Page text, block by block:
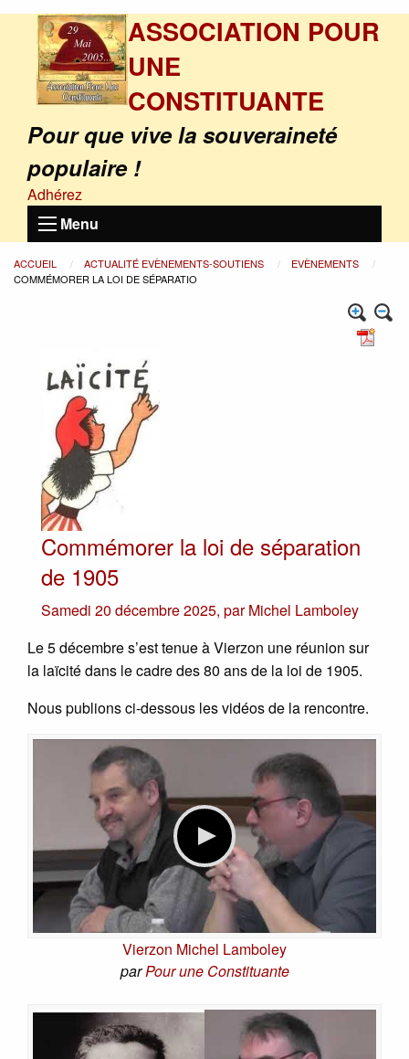
ASSOCIATION POUR
UNE
CONSTITUANTE
Pour que vive la souveraineté
populaire !
Adhérez
Menu
ACCUEIL ACTUALITÉ EVÈNEMENTS-SOUTIENS
EVÈNEMENTS
COMMÉMORER LA LOI DE SÉPARATIO
Commémorer la loi de séparation
de 1905
Samedi 20 décembre 2025, parMichel Lamboley
Le 5 décembre s’est tenue à Vierzon une réunion sur
la laïcité dans le cadre des 80 ans de la loi de 1905.
Nous publions ci-dessous les vidéos de la rencontre.
Vierzon Michel Lamboley
parPour une Constituante